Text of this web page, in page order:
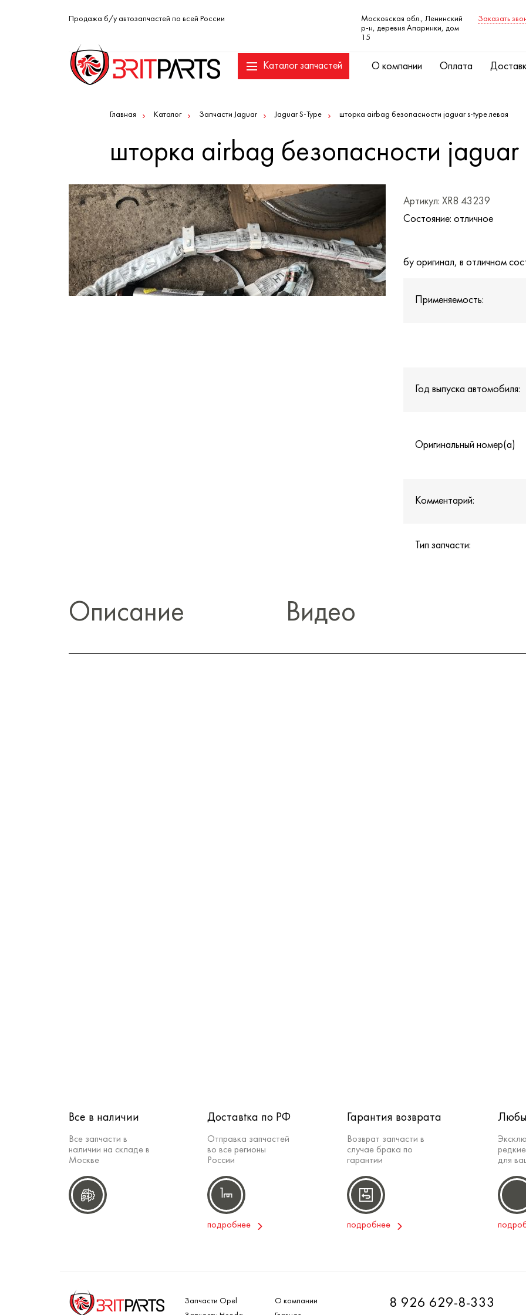
Каталог запчастей О компании Оплата
Продажа б/у автозапчастей по всей России
Московская обл., Ленинский
р-н, деревня Апаринки, дом
15
Заказать
Главная Каталог Запчасти Jaguar Jaguar S-Type шторка airbag безопасности jaguar s-type левая
шторка airbag безопасности jaguar
Артикул: XR8 43239
Состояние: отличное
бу оригинал, в отличном
Применяемость:
Год выпуска автомобиля:
Оригинальный номер(а)
Комментарий:
Тип запчасти:
Описание Видео
Все в наличии
Все запчасти в
наличии на складе в
Москве
Доставtка по РФ
Отправка запчастей
во все регионы
России
подробнее
Гарантия возврата
Возврат запчасти в
случае брака по
гарантии
подробнее
для
Запчасти Opel
О компании
8 926 629-8-333